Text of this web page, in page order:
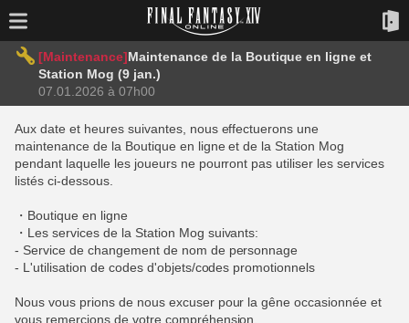
[Maintenance]Maintenance de la Boutique en ligne et
Station Mog (9 jan.)
07.01.2026 à 07h00
Aux date et heures suivantes, nous effectuerons une
maintenance de la Boutique en ligne et de la Station Mog
pendant laquelle les joueurs ne pourront pas utiliser les services
listés ci-dessous.
・Boutique en ligne
・Les services de la Station Mog suivants:
- Service de changement de nom de personnage
- L'utilisation de codes d'objets/codes promotionnels
Nous vous prions de nous excuser pour la gêne occasionnée et
vous remercions de votre compréhension.